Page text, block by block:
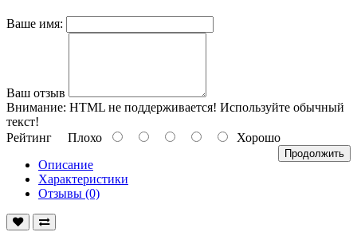
Ваше имя:
Ваш отзыв
Внимание: HTML не поддерживается! Используйте обычный
текст!
Рейтинг Плохо Хорошо
Продолжить
Описание
Характеристики
Отзывы (0)